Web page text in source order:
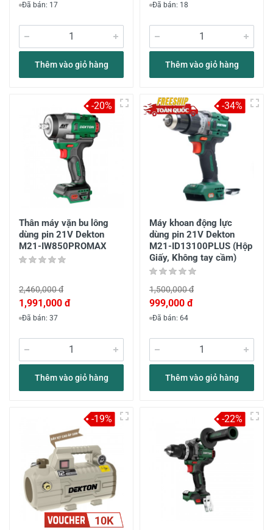
Đã bán: 17
Thêm vào giỏ hàng
Đã bán: 18
Thêm vào giỏ hàng
Thân máy vặn bu lông
dùng pin 21V Dekton
M21-IW850PROMAX
2,460,000 đ
1,991,000 đ
Đã bán: 37
Thêm vào giỏ hàng
-20%
Máy khoan động lực
dùng pin 21V Dekton
M21-ID13100PLUS (Hộp
Giấy, Không tay cầm)
1,500,000 đ
999,000 đ
Đã bán: 64
Thêm vào giỏ hàng
-34%
10K
-19% -22%